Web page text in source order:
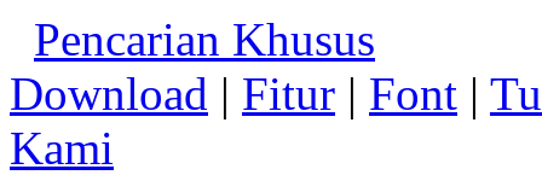
Pencarian Khusus
Download | Fitur | Font |
Kami